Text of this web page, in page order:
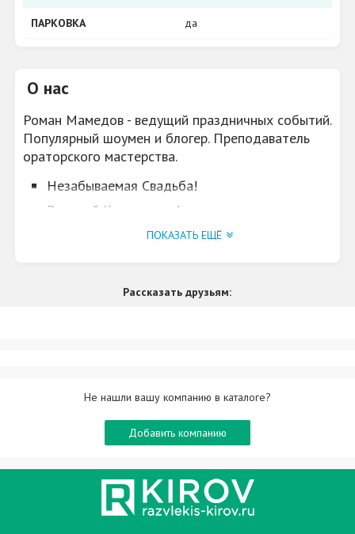
О нас
Роман Мамедов - ведущий праздничных событий.
Популярный шоумен и блогер. Преподаватель
ораторского мастерства.
Незабываемая Свадьба!
Веселый Корпоратив!
День Рождения!ПОКАЗАТЬ ЕЩЁ
ПАРКОВКА да
Рассказать друзьям:
Не нашли вашу компанию в каталоге?
Добавить компанию